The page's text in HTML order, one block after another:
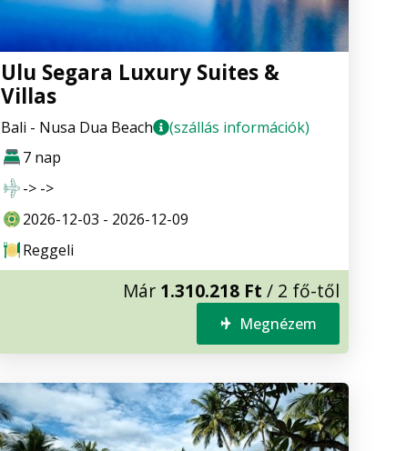
Ulu Segara Luxury Suites &
Villas
Bali - Nusa Dua Beach
(szállás információk)
7 nap
-> ->
2026-12-03 - 2026-12-09
Reggeli
Már 1.310.218 Ft / 2 fő-től
Megnézem